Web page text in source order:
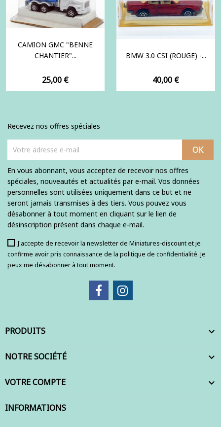
CAMION GMC "BENNE
CHANTIER"...
Prix
25,00 €
BMW 3.0 CSI (ROUGE) -...
Prix
40,00 €
Recevez nos offres spéciales
En vous abonnant, vous acceptez de recevoir nos offres
spéciales, nouveautés et actualités par e-mail. Vos données
personnelles sont utilisées uniquement dans ce but et ne
seront jamais transmises à des tiers. Vous pouvez vous
désabonner à tout moment en cliquant sur le lien de
désinscription présent dans chaque e-mail.
J'accepte de recevoir la newsletter de Miniatures-discount et je
confirme avoir pris connaissance de la politique de confidentialité. Je
peux me désabonner à tout moment.
PRODUITS 
NOTRE SOCIÉTÉ 
VOTRE COMPTE 
INFORMATIONS